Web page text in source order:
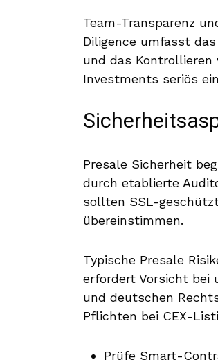
Team-Transparenz
Diligence umfasst
und das
Investments seriös
Presale Sicherheit
durch etablierte
sollten SSL-
übereinstimmen.
Typische Presale
erfordert Vorsicht bei
und deutschen
Pflichten bei CEX-
Prüfe Smart-